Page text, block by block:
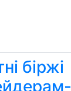
біржі